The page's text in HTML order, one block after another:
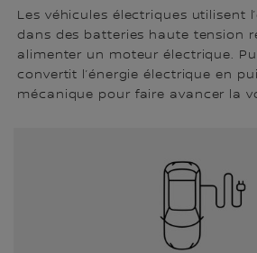
Les véhicules électriques utilisent
dans des batteries haute tension
alimenter un moteur électrique.
convertit l’énergie électrique en
mécanique pour faire avancer la